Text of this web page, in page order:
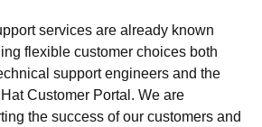
services are already known
flexible customer choices both
support engineers and the
Customer Portal. We are
the success of our customers and